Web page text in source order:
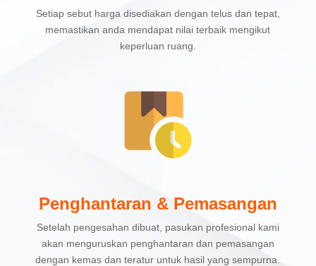
Setiap sebut harga disediakan dengan telus dan tepat,
memastikan anda mendapat nilai terbaik mengikut
keperluan ruang.
Penghantaran & Pemasangan
Setelah pengesahan dibuat, pasukan profesional kami
akan menguruskan penghantaran dan pemasangan
dengan kemas dan teratur untuk hasil yang sempurna.